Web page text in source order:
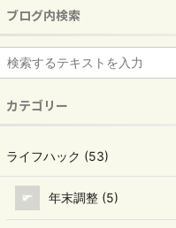
ブログ内検索
カテゴリー
ライフハック (53)
年末調整 (5)